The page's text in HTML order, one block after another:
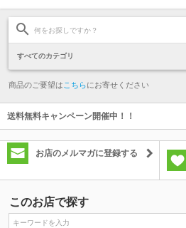
商品のご要望は こちらにお寄せください
送料無料キャンペーン開催中！！
お店のメルマガに登録する
このお店で探す